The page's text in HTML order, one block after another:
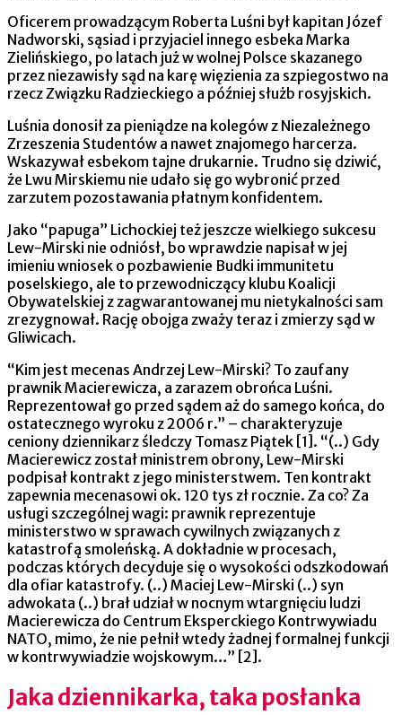
Oficerem prowadzącym Roberta Luśni był kapitan Józef
Nadworski, sąsiad i przyjaciel innego esbeka Marka
Zielińskiego, po latach już w wolnej Polsce skazanego
przez niezawisły sąd na karę więzienia za szpiegostwo na
rzecz Związku Radzieckiego a później służb rosyjskich.
Luśnia donosił za pieniądze na kolegów z Niezależnego
Zrzeszenia Studentów a nawet znajomego harcerza.
Wskazywał esbekom tajne drukarnie. Trudno się dziwić,
że Lwu Mirskiemu nie udało się go wybronić przed
zarzutem pozostawania płatnym konfidentem.
Jako “papuga” Lichockiej też jeszcze wielkiego sukcesu
Lew-Mirski nie odniósł, bo wprawdzie napisał w jej
imieniu wniosek o pozbawienie Budki immunitetu
poselskiego, ale to przewodniczący klubu Koalicji
Obywatelskiej z zagwarantowanej mu nietykalności sam
zrezygnował. Rację obojga zważy teraz i zmierzy sąd w
Gliwicach.
“Kim jest mecenas Andrzej Lew-Mirski? To zaufany
prawnik Macierewicza, a zarazem obrońca Luśni.
Reprezentował go przed sądem aż do samego końca, do
ostatecznego wyroku z 2006 r.” – charakteryzuje
ceniony dziennikarz śledczy Tomasz Piątek [1]. “(..) Gdy
Macierewicz został ministrem obrony, Lew-Mirski
podpisał kontrakt z jego ministerstwem. Ten kontrakt
zapewnia mecenasowi ok. 120 tys zł rocznie. Za co? Za
usługi szczególnej wagi: prawnik reprezentuje
ministerstwo w sprawach cywilnych związanych z
katastrofą smoleńską. A dokładnie w procesach,
podczas których decyduje się o wysokości odszkodowań
dla ofiar katastrofy. (..) Maciej Lew-Mirski (..) syn
adwokata (..) brał udział w nocnym wtargnięciu ludzi
Macierewicza do Centrum Eksperckiego Kontrwywiadu
NATO, mimo, że nie pełnił wtedy żadnej formalnej funkcji
w kontrwywiadzie wojskowym…” [2].
Jaka dziennikarka, taka posłanka